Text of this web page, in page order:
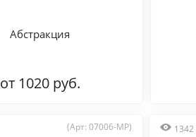
Абстракция
от 1020 руб.
(Арт: 07006-MP) 1342